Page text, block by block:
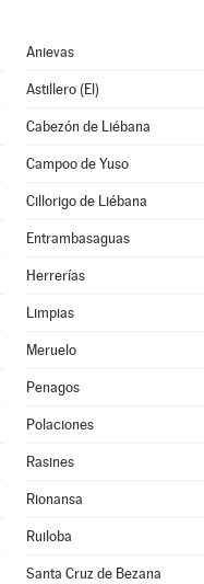
Anievas
Astillero (El)
Cabezón de Liébana
Campoo de Yuso
Cillorigo de Liébana
Entrambasaguas
Herrerías
Limpias
Meruelo
Penagos
Polaciones
Rasines
Rionansa
Ruiloba
Santa Cruz de Bezana